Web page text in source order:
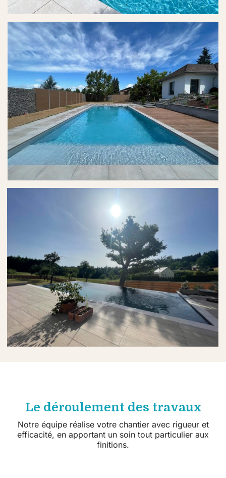
Le déroulement des travaux
Notre équipe réalise votre chantier avec rigueur et
efficacité, en apportant un soin tout particulier aux
finitions.